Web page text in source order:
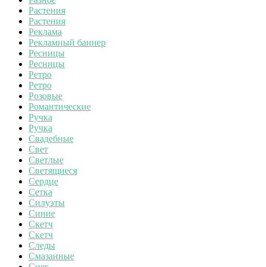
Растения
Растения
Реклама
Рекламный баннер
Ресницы
Ресницы
Ретро
Ретро
Розовые
Романтические
Ручка
Ручка
Свадебные
Свет
Светлые
Светящиеся
Сердце
Сетка
Силуэты
Синие
Скетч
Скетч
Следы
Смазанные